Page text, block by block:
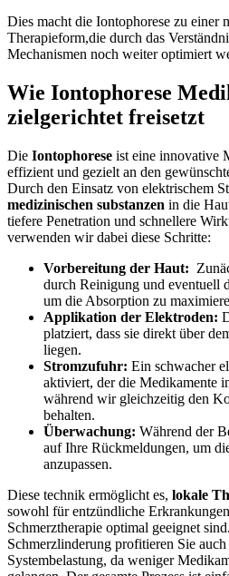
Dies macht die Iontophorese zu einer
Therapieform,die ⁤durch das
Mechanismen noch weiter optimiert
Wie Iontophorese
zielgerichtet freisetzt
Die Iontophorese ist eine innovative
effizient ‌und gezielt an ⁣den
Durch den Einsatz​ von​ elektrischem
medizinischen substanzen in die
tiefere Penetration‌ und schnellere
verwenden wir dabei diese Schritte:
Vorbereitung der Haut:
durch Reinigung und⁤ eventuell
um die Absorption zu
Applikation⁢ der Elektroden:
platziert, dass‌ sie direkt ⁣über
liegen.
Stromzufuhr: Ein‍ schwacher
⁢aktiviert, der die Medikamente
während wir ⁤gleichzeitig⁤ den⁢
behalten.
Überwachung: Während der
auf⁢ Ihre Rückmeldungen, um
anzupassen.
Diese technik ermöglicht es, lokale
sowohl ⁢für​ entzündliche
Schmerztherapie optimal geeignet
⁣Schmerzlinderung profitieren ‍Sie auch
Systembelastung, da weniger